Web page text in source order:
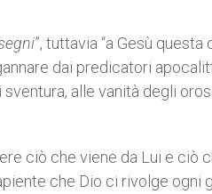
”, tuttavia “a Gesù questa
dai predicatori
alle vanità degli
ciò che viene da Lui e ciò
che Dio ci rivolge ogni